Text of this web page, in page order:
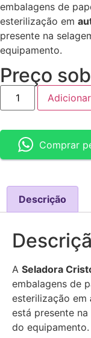
embalagens de
esterilização em
presente na
equipamento.
Preço
Comprar
Descrição
A Seladora
embalagens de
esterilização em
está presente
do equipamento.